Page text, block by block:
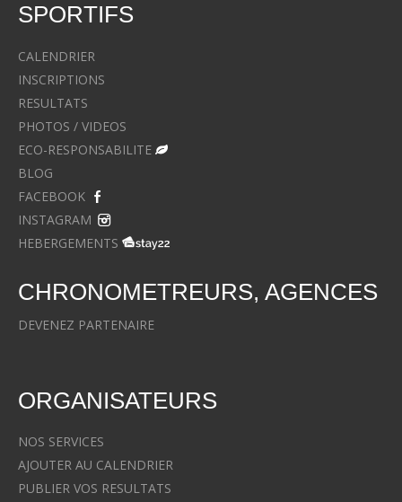
SPORTIFS
CALENDRIER
INSCRIPTIONS
RESULTATS
PHOTOS / VIDEOS
ECO-RESPONSABILITE
BLOG
FACEBOOK
INSTAGRAM
HEBERGEMENTS
CHRONOMETREURS, AGENCES
DEVENEZ PARTENAIRE
ORGANISATEURS
NOS SERVICES
AJOUTER AU CALENDRIER
PUBLIER VOS RESULTATS